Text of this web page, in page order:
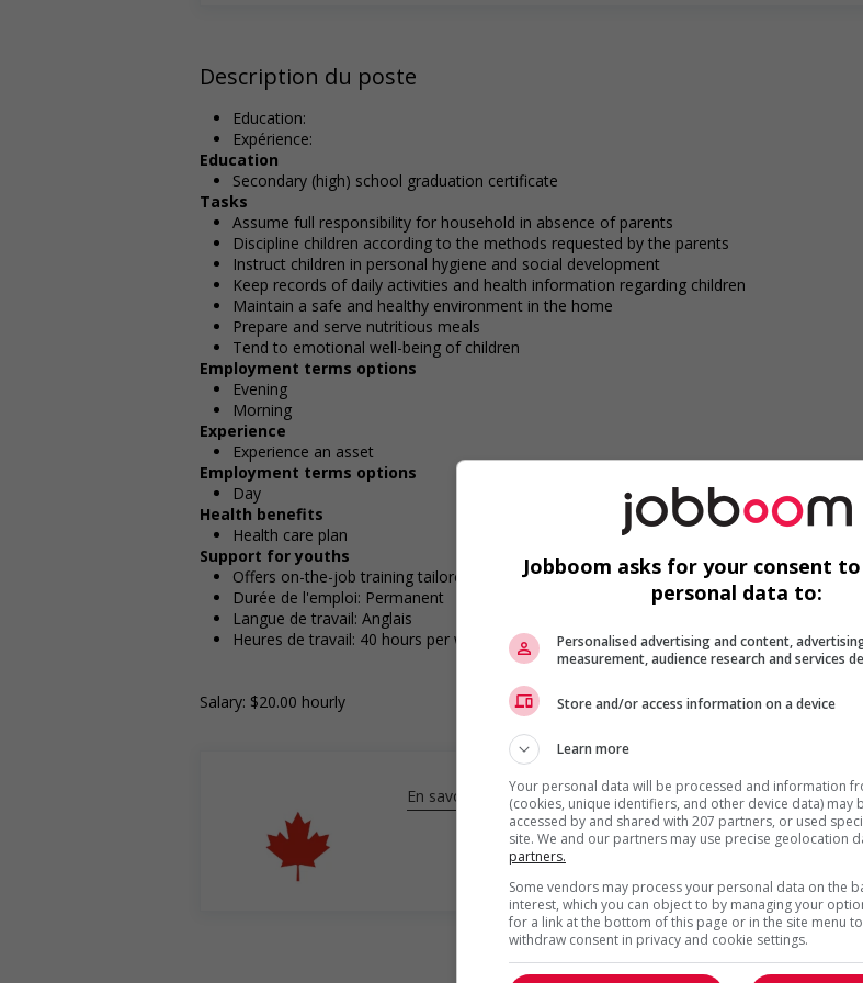
Description du poste
Education:
Expérience:
Education
Secondary (high) school graduation certificate
Tasks
Assume full responsibility for household in absence of parents
Discipline children according to the methods requested by the parents
Instruct children in personal hygiene and social development
Keep records of daily activities and health information regarding children
Maintain a safe and healthy environment in the home
Prepare and serve nutritious meals
Tend to emotional well-being of children
Employment terms options
Evening
Morning
Experience
Experience an asset
Employment terms options
Day
Health benefits
Health care plan
Support for youths
Offers on-the-job training tailored to youth
Durée de l'emploi: Permanent
Langue de travail: Anglais
Heures de travail: 40 hours per week
Salary: $20.00 hourly
En savoir plus
Jobboom asks for your consent
personal data to:
Personalised advertising and content,
measurement, audience research and services
Store and/or access information on a device
Learn more
Your personal data will be processed and information
(cookies, unique identifiers, and other device data) may
accessed by and shared with 207 partners, or used
site. We and our partners may use precise geolocation
partners.
Some vendors may process your personal data on the
interest, which you can object to by managing your
for a link at the bottom of this page or in the site menu
withdraw consent in privacy and cookie settings.